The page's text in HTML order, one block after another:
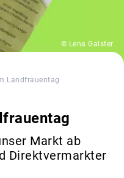
© Lena Galster
Landfrauentag
Markt ab
Direktvermarkter